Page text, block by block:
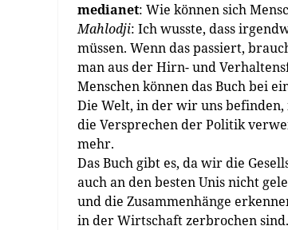
medianet: Wie können sich
Mahlodji: Ich wusste, dass
müssen. Wenn das passiert,
man aus der Hirn- und
Menschen können das Buch bei
Die Welt, in der wir uns
die Versprechen der Politik
mehr.
Das Buch gibt es, da wir die
auch an den besten Unis nicht
und die Zusammenhänge
in der Wirtschaft zerbrochen